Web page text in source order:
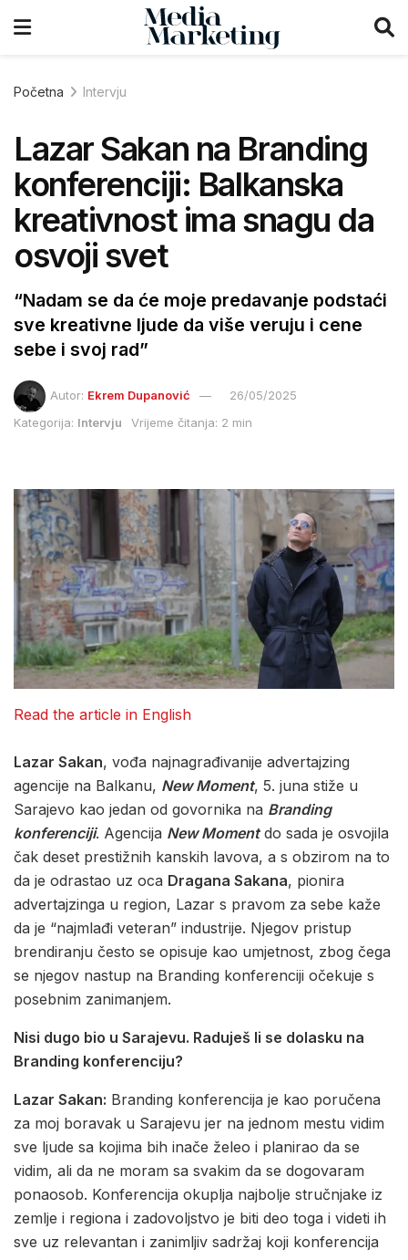
Početna Intervju
Lazar Sakan na Branding
konferenciji: Balkanska
kreativnost ima snagu da
osvoji svet
“Nadam se da će moje predavanje podstaći
sve kreativne ljude da više veruju i cene
sebe i svoj rad”
Autor: Ekrem Dupanović
26/05/2025
Kategorija: Intervju Vrijeme čitanja: 2 min
Read the article in English
Lazar Sakan, vođa najnagrađivanije advertajzing
agencije na Balkanu, New Moment, 5. juna stiže u
Sarajevo kao jedan od govornika na Branding
konferenciji. Agencija New Momentdo sada je osvojila
čak deset prestižnih kanskih lavova, a s obzirom na to
da je odrastao uz oca Dragana Sakana, pionira
advertajzinga u region, Lazar s pravom za sebe kaže
da je “najmlađi veteran” industrije. Njegov pristup
brendiranju često se opisuje kao umjetnost, zbog čega
se njegov nastup na Branding konferenciji očekuje s
posebnim zanimanjem.
Nisi dugo bio u Sarajevu. Raduješ li se dolasku na
Branding konferenciju?
Lazar Sakan: Branding konferencija je kao poručena
za moj boravak u Sarajevu jer na jednom mestu vidim
sve ljude sa kojima bih inače želeo i planirao da se
vidim, ali da ne moram sa svakim da se dogovaram
ponaosob. Konferencija okuplja najbolje stručnjake iz
zemlje i regiona i zadovoljstvo je biti deo toga i videti ih
sve uz relevantan i zanimljiv sadržaj koji konferencija